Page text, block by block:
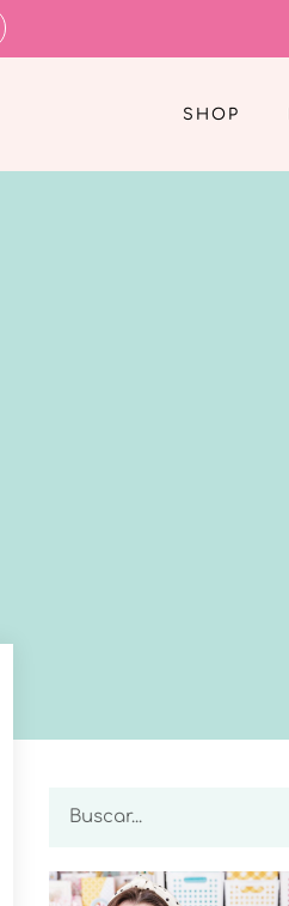
SHOP